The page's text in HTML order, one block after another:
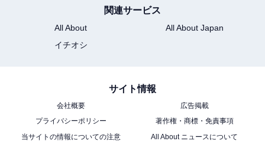
関連サービス
All About
All About Japan
イチオシ
サイト情報
会社概要
広告掲載
プライバシーポリシー
著作権・商標・免責事項
当サイトの情報についての注意
All About ニュースについて